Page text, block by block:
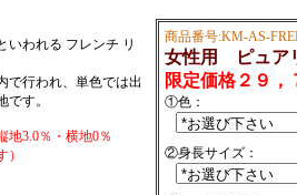
いわれる フレンチ リ
で行われ、単色では出
す。
3.0％・横地0％
商品番号:KM-AS-
女性用 ピュア
限定価格２９，
①色：
②身長サイズ：